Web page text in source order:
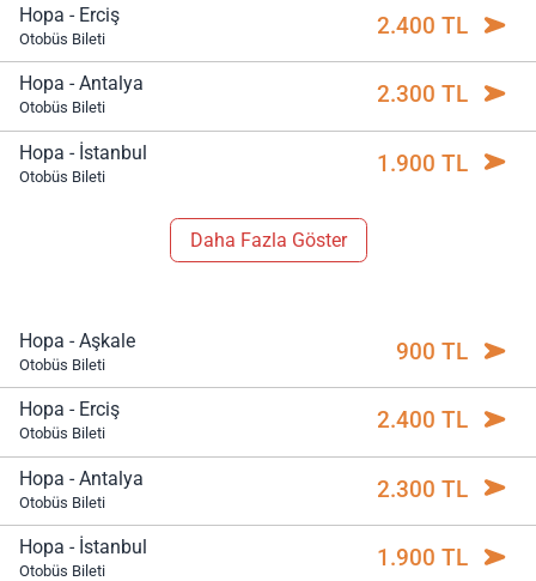
Hopa - Erciş
Otobüs Bileti 2.400 TL
Hopa - Antalya
Otobüs Bileti 2.300 TL
Hopa - İstanbul
Otobüs Bileti 1.900 TL
Daha Fazla Göster
Hopa - Aşkale
Otobüs Bileti 900 TL
Hopa - Erciş
Otobüs Bileti 2.400 TL
Hopa - Antalya
Otobüs Bileti 2.300 TL
Hopa - İstanbul
Otobüs Bileti 1.900 TL